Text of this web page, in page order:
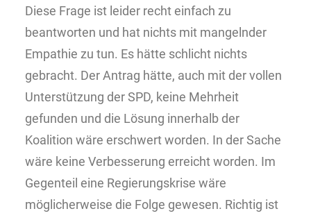
Diese Frage ist leider recht einfach zu
beantworten und hat nichts mit mangelnder
Empathie zu tun. Es hätte schlicht nichts
gebracht. Der Antrag hätte, auch mit der vollen
Unterstützung der SPD, keine Mehrheit
gefunden und die Lösung innerhalb der
Koalition wäre erschwert worden. In der Sache
wäre keine Verbesserung erreicht worden. Im
Gegenteil eine Regierungskrise wäre
möglicherweise die Folge gewesen. Richtig ist